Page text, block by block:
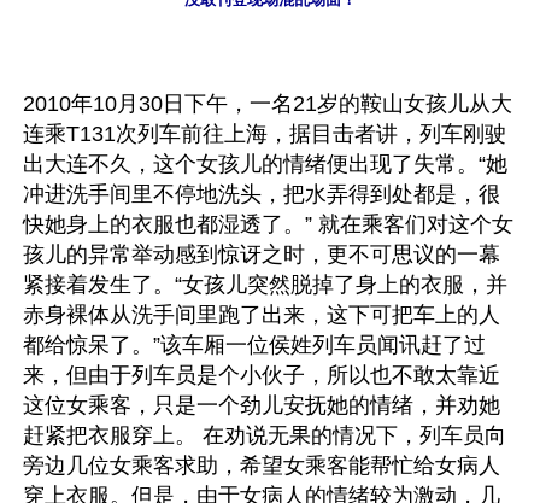
2010年10月30日下午，一名21岁的鞍山女孩儿从大
连乘T131次列车前往上海，据目击者讲，列车刚驶
出大连不久，这个女孩儿的情绪便出现了失常。“她
冲进洗手间里不停地洗头，把水弄得到处都是，很
快她身上的衣服也都湿透了。” 就在乘客们对这个女
孩儿的异常举动感到惊讶之时，更不可思议的一幕
紧接着发生了。“女孩儿突然脱掉了身上的衣服，并
赤身裸体从洗手间里跑了出来，这下可把车上的人
都给惊呆了。”该车厢一位侯姓列车员闻讯赶了过
来，但由于列车员是个小伙子，所以也不敢太靠近
这位女乘客，只是一个劲儿安抚她的情绪，并劝她
赶紧把衣服穿上。 在劝说无果的情况下，列车员向
旁边几位女乘客求助，希望女乘客能帮忙给女病人
穿上衣服。但是，由于女病人的情绪较为激动，几